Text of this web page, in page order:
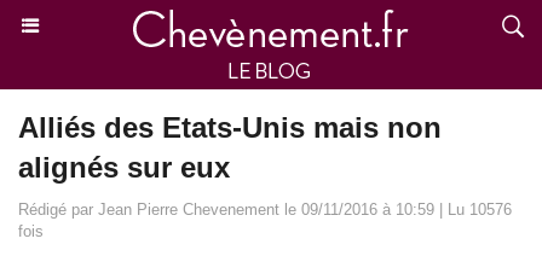
Alliés des Etats-Unis mais non
alignés sur eux
Rédigé par Jean Pierre Chevenement le 09/11/2016 à 10:59 | Lu 10576
fois